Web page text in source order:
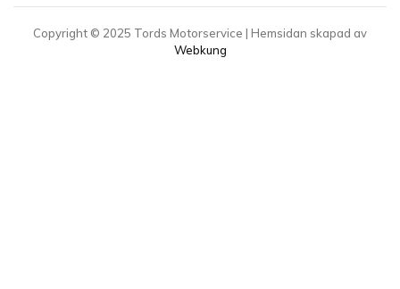
Copyright © 2025 Tords Motorservice | Hemsidan skapad av
Webkung